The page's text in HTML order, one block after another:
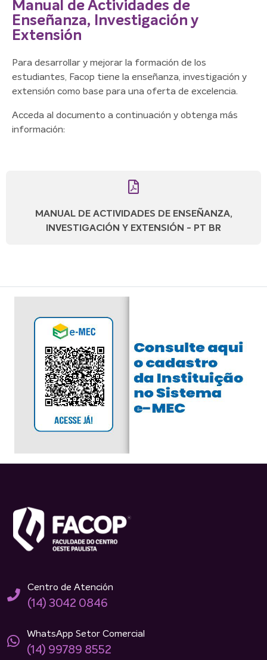
Manual de Actividades de
Enseñanza, Investigación y
Extensión
Para desarrollar y mejorar la formación de los
estudiantes, Facop tiene la enseñanza, investigación y
extensión como base para una oferta de excelencia.
Acceda al documento a continuación y obtenga más
información:
MANUAL DE ACTIVIDADES DE ENSEÑANZA,
INVESTIGACIÓN Y EXTENSIÓN - PT BR
Centro de Atención
(14) 3042 0846
WhatsApp Setor Comercial
(14) 99789 8552